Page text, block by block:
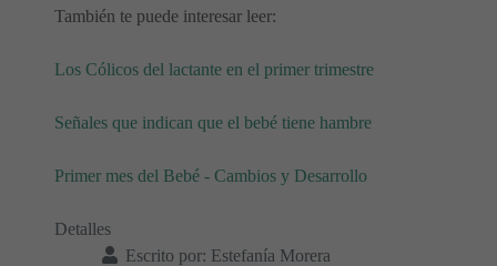
También te puede interesar leer:
Los Cólicos del lactante en el primer trimestre
Señales que indican que el bebé tiene hambre
Primer mes del Bebé - Cambios y Desarrollo
Detalles
Escrito por: Estefanía Morera